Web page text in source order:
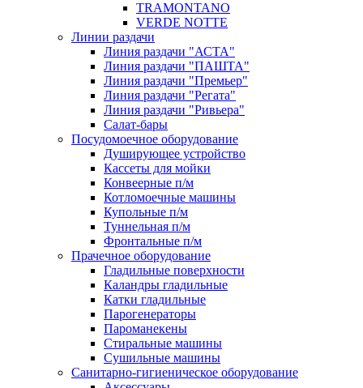
TRAMONTANO
VERDE NOTTE
Линии раздачи
Линия раздачи "АСТА"
Линия раздачи "ПАШТА"
Линия раздачи "Премьер"
Линия раздачи "Регата"
Линия раздачи "Ривьера"
Салат-бары
Посудомоечное оборудование
Душирующее устройство
Кассеты для мойки
Конвеерные п/м
Котломоечные машины
Купольные п/м
Туннельная п/м
Фронтальные п/м
Прачечное оборудование
Гладильные поверхности
Каландры гладильные
Катки гладильные
Парогенераторы
Пароманекены
Стиральные машины
Сушильные машины
Санитарно-гигиеническое оборудование